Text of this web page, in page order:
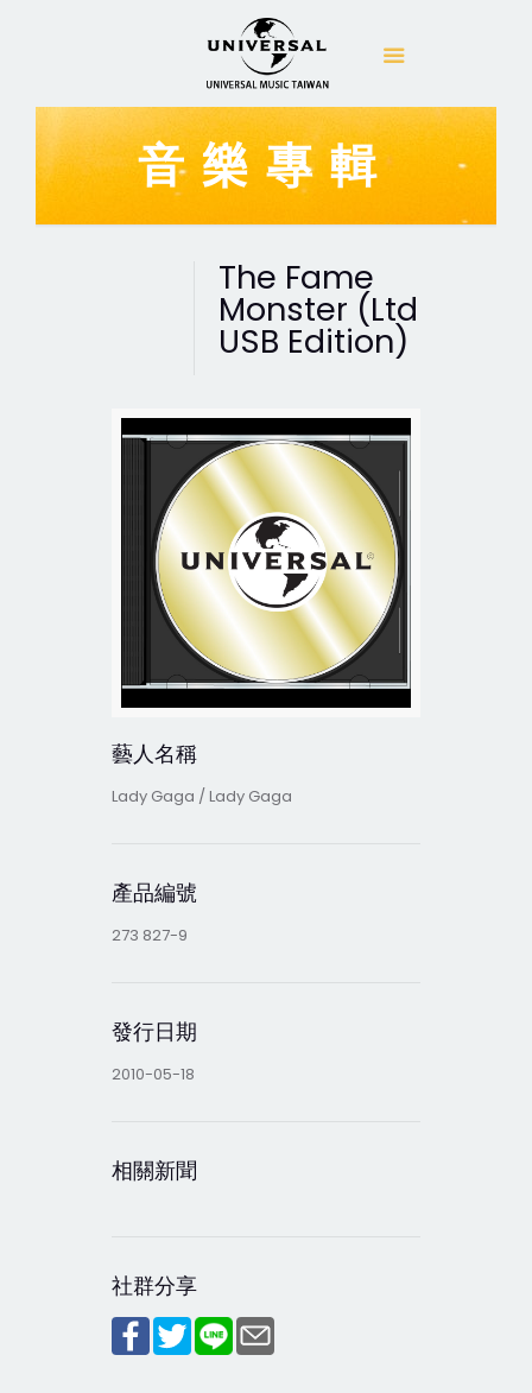
音樂專輯
The Fame
Monster (Ltd
USB Edition)
藝人名稱
Lady Gaga / Lady Gaga
產品編號
273 827-9
發行日期
2010-05-18
相關新聞
社群分享